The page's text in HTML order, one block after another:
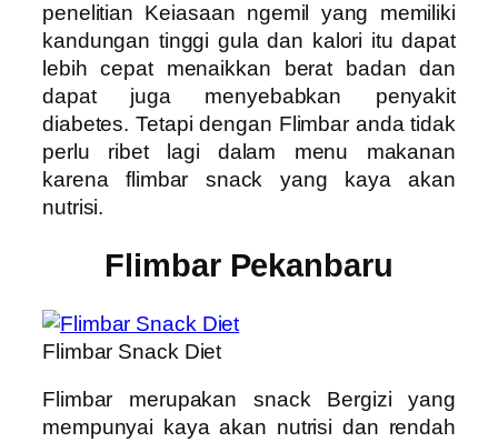
penelitian Keiasaan ngemil yang memiliki
kandungan tinggi gula dan kalori itu dapat
lebih cepat menaikkan berat badan dan
dapat juga menyebabkan penyakit
diabetes. Tetapi dengan Flimbar anda tidak
perlu ribet lagi dalam menu makanan
karena flimbar snack yang kaya akan
nutrisi.
Flimbar Pekanbaru
Flimbar Snack Diet
Flimbar merupakan snack Bergizi yang
mempunyai kaya akan nutrisi dan rendah